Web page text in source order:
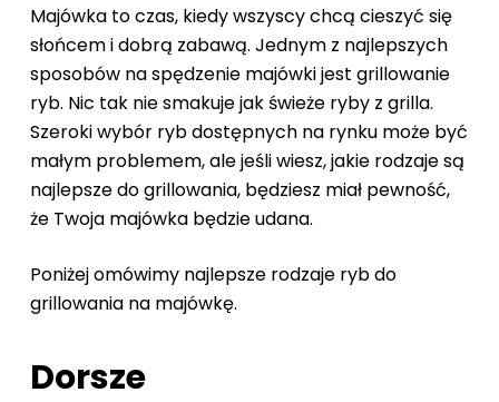
Majówka to czas, kiedy wszyscy chcą cieszyć się
słońcem i dobrą zabawą. Jednym z najlepszych
sposobów na spędzenie majówki jest grillowanie
ryb. Nic tak nie smakuje jak świeże ryby z grilla.
Szeroki wybór ryb dostępnych na rynku może być
małym problemem, ale jeśli wiesz, jakie rodzaje są
najlepsze do grillowania, będziesz miał pewność,
że Twoja majówka będzie udana.
Poniżej omówimy najlepsze rodzaje ryb do
grillowania na majówkę.
Dorsze